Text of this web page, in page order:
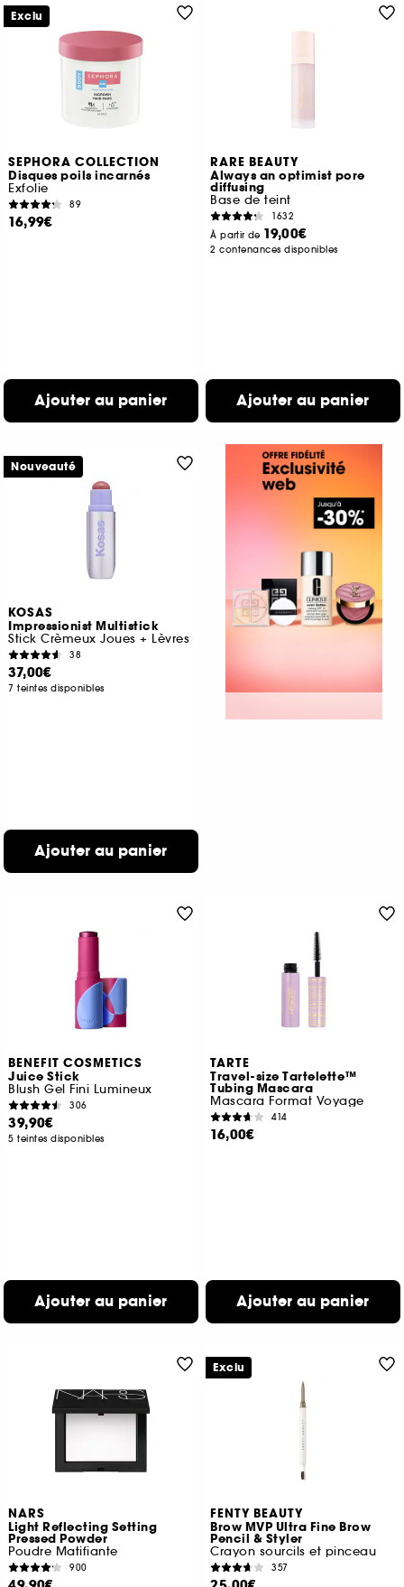
SEPHORA COLLECTION
Disques poils incarnés
Exfolie
89
16,99€
Ajouter au panier
Exclu
RARE BEAUTY
Always an optimist pore
diffusing
Base de teint
1632
À partir de 19,00€
2 contenances disponibles
Ajouter au panier
KOSAS
Impressionist Multistick
Stick Crèmeux Joues + Lèvres
38
37,00€
7 teintes disponibles
Ajouter au panier
Nouveauté
BENEFIT COSMETICS
Juice Stick
Blush Gel Fini Lumineux
306
39,90€
5 teintes disponibles
Ajouter au panier
TARTE
Travel-size Tartelette™
Tubing Mascara
Mascara Format Voyage
414
16,00€
Ajouter au panier
NARS
Light Reflecting Setting
Pressed Powder
Poudre Matifiante
900
FENTY BEAUTY
Brow MVP Ultra Fine Brow
Pencil & Styler
Crayon sourcils et pinceau
357
Exclu